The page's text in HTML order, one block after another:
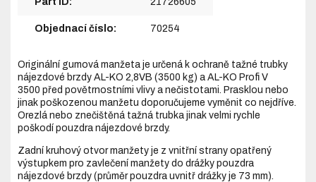
Objednací číslo: 70254
Originální gumová manžeta je určená k ochraně tažné trubky
nájezdové brzdy AL-KO 2,8VB (3500 kg) a AL-KO Profi V
3500 před povětrnostními vlivy a nečistotami. Prasklou nebo
jinak poškozenou manžetu doporučujeme vyměnit co nejdříve.
Orezlá nebo znečištěná tažná trubka jinak velmi rychle
poškodí pouzdra nájezdové brzdy.
Zadní kruhový otvor manžety je z vnitřní strany opatřený
výstupkem pro zavlečení manžety do drážky pouzdra
nájezdové brzdy (průměr pouzdra uvnitř drážky je 73 mm).